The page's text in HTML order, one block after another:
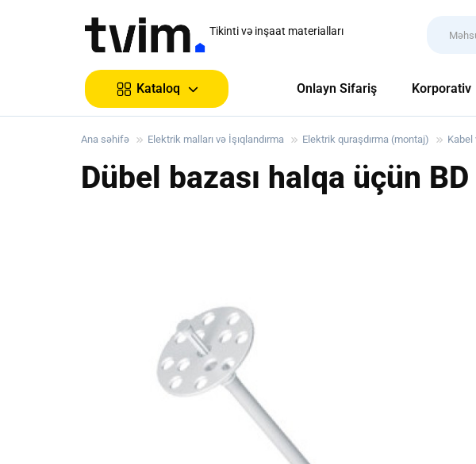
Tikinti və inşaat materialları
Kataloq Onlayn Sifariş Korporativ
Ana səhifə Elektrik malları və İşıqlandırma Elektrik quraşdırma (montaj)
Dübel bazası halqa üçün